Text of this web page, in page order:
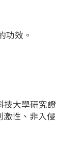
功效。
技大學研究證
激性、非入侵